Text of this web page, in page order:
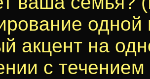
одной
акцент на
с